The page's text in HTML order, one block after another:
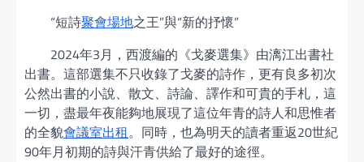
“短詩聚會場地之王”與“新的抒懷”
2024年3月，西渡編的《戈麥選集》由漓江出書社
出書。這部選集不只收錄了戈麥的詩作，更有良多初次
公然出書的小說、散文、詩論、譯作和可貴的手札，這
一切，盡最年夜能夠地展現了這位年青的詩人和思惟者
的全貌會議室出租。同時，也為明天的讀者重返20世紀
90年月初期的詩與汗青供給了最好的途徑。